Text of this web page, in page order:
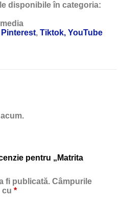
disponibile în categoria:
Pinterest, Tiktok, YouTube
pentru „Matrita
fi publicată. Câmpurile
cu *